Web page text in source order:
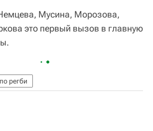
Мусина, Морозова,
это первый вызов в главную
регби